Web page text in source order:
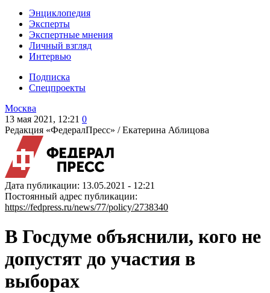
Энциклопедия
Эксперты
Экспертные мнения
Личный взгляд
Интервью
Подписка
Спецпроекты
Москва
13 мая 2021, 12:21 0
Редакция «ФедералПресс» /Екатерина Аблицова
Дата публикации: 13.05.2021 - 12:21
Постоянный адрес публикации:
https://fedpress.ru/news/77/policy/2738340
В Госдуме объяснили, кого не
допустят до участия в
выборах